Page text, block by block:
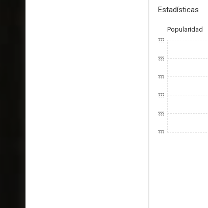
Estadísticas
Popularidad
???
???
???
???
???
???